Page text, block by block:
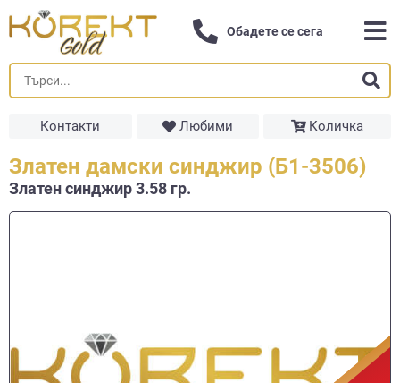
Обадете се сега
Контакти Любими Количка
Златен дамски синджир (Б1-3506)
Златен синджир 3.58 гр.